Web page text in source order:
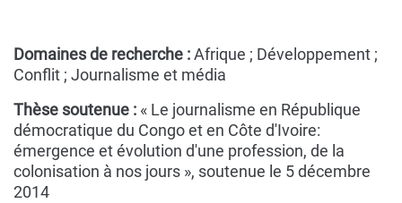
Domaines de recherche :Afrique ; Développement ;
Conflit ; Journalisme et média
Thèse soutenue : « Le journalisme en République
démocratique du Congo et en Côte d'Ivoire:
émergence et évolution d'une profession, de la
colonisation à nos jours », soutenue le 5 décembre
2014